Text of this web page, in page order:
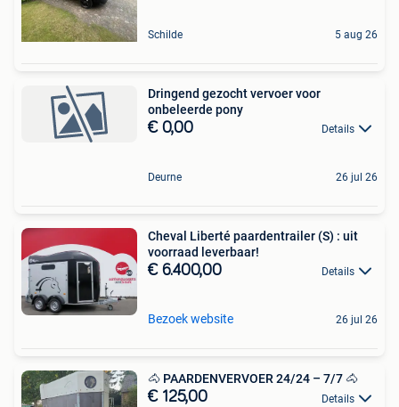
Schilde 5 aug 26
Dringend gezocht vervoer voor
onbeleerde pony
€ 0,00 Details
Deurne 26 jul 26
Cheval Liberté paardentrailer (S) : uit
voorraad leverbaar!
€ 6.400,00 Details
Bezoek website 26 jul 26
🐴 PAARDENVERVOER 24/24 – 7/7 🐴
€ 125,00 Details